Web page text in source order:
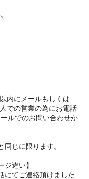
内にメールもしくは
での営業の為にお電話
ルでのお問い合わせか
じに限ります。
違い】
にてご連絡頂けました